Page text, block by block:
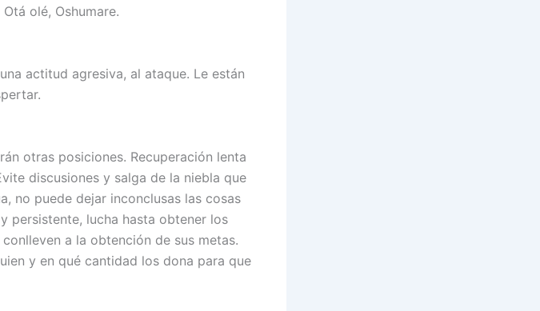
olé, Oshumare.
actitud agresiva, al ataque. Le están
otras posiciones. Recuperación lenta
discusiones y salga de la niebla que
no puede dejar inconclusas las cosas
persistente, lucha hasta obtener los
a la obtención de sus metas.
y en qué cantidad los dona para que